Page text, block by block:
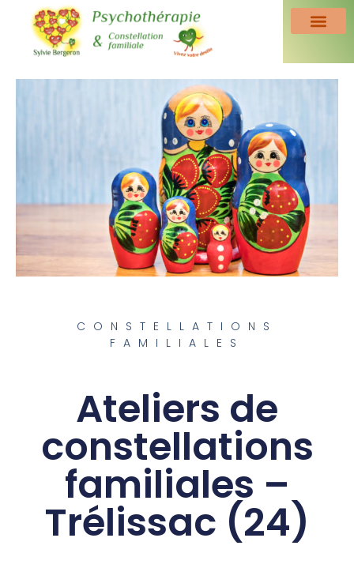
CONSTELLATIONS
FAMILIALES
Ateliers de
constellations
familiales –
Trélissac (24)